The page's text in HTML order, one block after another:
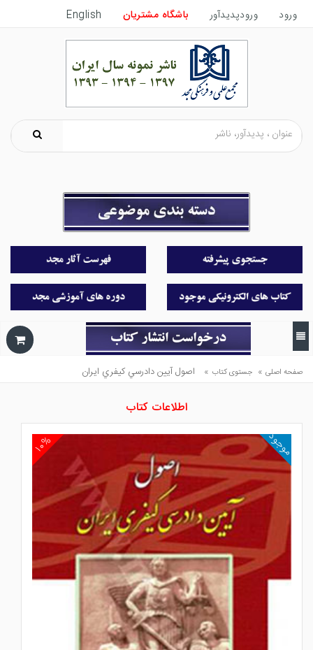
ورود ورودپدیدآور باشگاه مشتریان English
صفحه اصلی » جستوی کتاب » اصول آيين دادرسي كيفري ايران
اطلاعات کتاب
۱۰% موجود